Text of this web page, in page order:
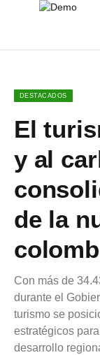
DESTACADOS
El
y al
de la
Con más de
durante el
turismo se
estratégicos
desarrollo